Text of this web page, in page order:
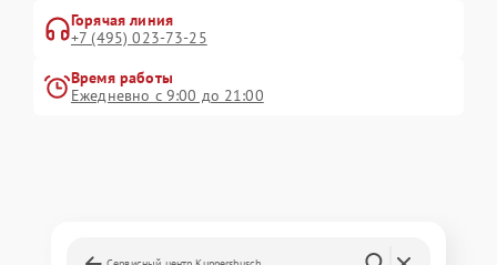
Горячая линия
+7 (495) 023-73-25
Время работы
Ежедневно с 9:00 до 21:00